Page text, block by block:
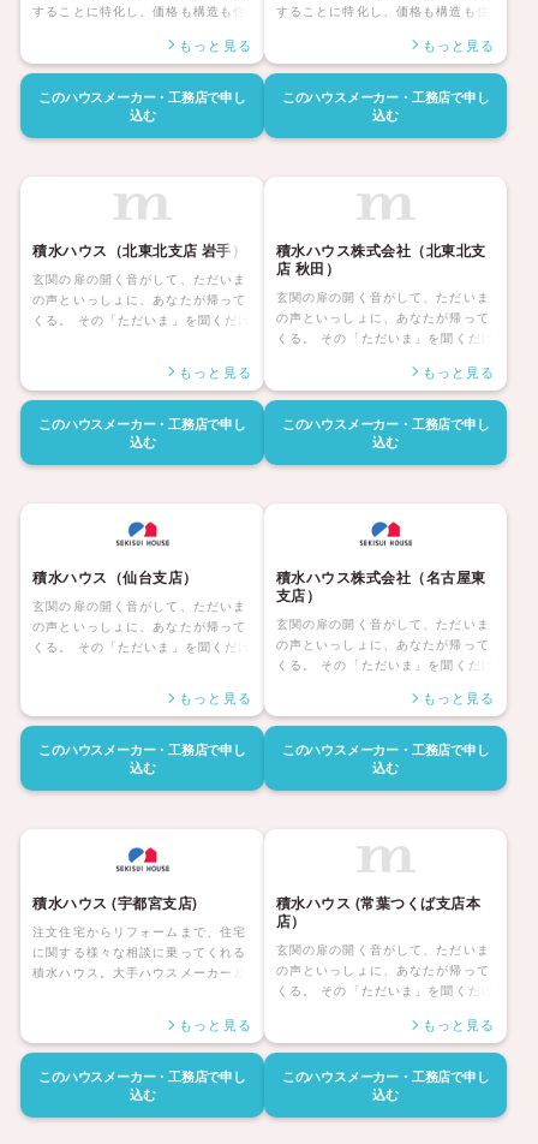
することに特化し、価格も構造も住
る「大安心の家シリーズ」を展開し
ています。災害にも強く家族みんな
が健康で安心して暮らせる家、アフ
ターサポートも自社社員にて対応し
フ、ハッピーホーム」を展開してい
もっと見る
このハウスメーカー・工務店で申し
込む
することに特化し、価格も構造も住
る「大安心の家シリーズ」を展開し
ています。災害にも強く家族みんな
が健康で安心して暮らせる家、アフ
ターサポートも自社社員にて対応し
フ、ハッピーホーム」を展開してい
もっと見る
このハウスメーカー・工務店で申し
込む
積水ハウス（北東北支店 岩手）
玄関の扉の開く音がして、ただいま
の声といっしょに、あなたが帰って
くる。 その「ただいま」を聞くだけ
る場所へ、幸福な時間へ。 人生の半
分は、帰るその家に、あるのだか
ら。 「やっぱりわがやはいいなあ」
と思える人生こそ、積水ハウスの約
束です。 その快適、安心を、いつま
様との、生涯の絆も。 積水ハウスな
ら、充実したラインナップを元に、
理想の住まいづくりを、きっと実現
もっと見る
このハウスメーカー・工務店で申し
込む
積水ハウス株式会社（北東北支
店 秋田）
玄関の扉の開く音がして、ただいま
の声といっしょに、あなたが帰って
くる。 その「ただいま」を聞くだけ
はきっと伝わる。 いちばんほっとす
る場所へ、幸福な時間へ。 人生の半
分は、帰るその家に、あるのだか
ら。 「やっぱりわがやはいいなあ」
でも、次の世代にも。 そして、お客
様との、生涯の絆も。 積水ハウスな
ら、充実したラインナップを元に、
していただけます。
もっと見る
このハウスメーカー・工務店で申し
込む
積水ハウス（仙台支店）
玄関の扉の開く音がして、ただいま
の声といっしょに、あなたが帰って
くる。 その「ただいま」を聞くだけ
る場所へ、幸福な時間へ。 人生の半
分は、帰るその家に、あるのだか
ら。 「やっぱりわがやはいいなあ」
と思える人生こそ、積水ハウスの約
束です。 その快適、安心を、いつま
様との、生涯の絆も。 積水ハウスな
ら、充実したラインナップを元に、
理想の住まいづくりを、きっと実現
もっと見る
このハウスメーカー・工務店で申し
込む
積水ハウス株式会社（名古屋東
支店）
玄関の扉の開く音がして、ただいま
の声といっしょに、あなたが帰って
くる。 その「ただいま」を聞くだけ
はきっと伝わる。 いちばんほっとす
る場所へ、幸福な時間へ。 人生の半
分は、帰るその家に、あるのだか
ら。 「やっぱりわがやはいいなあ」
でも、次の世代にも。 そして、お客
様との、生涯の絆も。 積水ハウスな
ら、充実したラインナップを元に、
していただけます。
もっと見る
このハウスメーカー・工務店で申し
込む
積水ハウス (宇都宮支店)
注文住宅からリフォームまで、住宅
に関する様々な相談に乗ってくれる
積水ハウス。大手ハウスメーカーと
して外すことができません。デザイ
ン性はもちろんのこと、安全性の面
からも積水ハウスの注文住宅を選ぶ
人が多くなっています。こちらの記
事は、積水ハウスの家づくり概要か
もっと見る
このハウスメーカー・工務店で申し
込む
積水ハウス (常葉つくば支店本
店）
玄関の扉の開く音がして、ただいま
の声といっしょに、あなたが帰って
くる。 その「ただいま」を聞くだけ
はきっと伝わる。 いちばんほっとす
る場所へ、幸福な時間へ。 人生の半
分は、帰るその家に、あるのだか
ら。 「やっぱりわがやはいいなあ」
もっと見る
このハウスメーカー・工務店で申し
込む